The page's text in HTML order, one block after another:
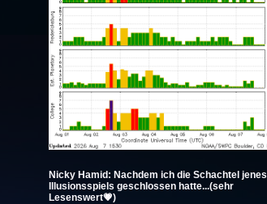
Nicky Hamid: Nachdem ich die Schachtel jenes
Illusionsspiels geschlossen hatte...(sehr
Lesenswert💗)